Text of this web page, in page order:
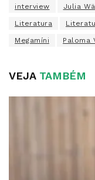
interview Julia
Literatura
Megamíni Paloma
VEJATAMBÉM